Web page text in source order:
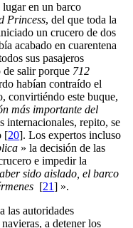
en un barco
Princess, del que toda la
un crucero de dos
acabado en cuarentena
sus pasajeros
de salir porque 712
habían contraído el
convirtiéndo este buque,
más importante del
internacionales, repito, se
[20]. Los expertos incluso
» la decisión de las
e impedir la
sido aislado, el barco
[21] ».
las autoridades
a detener los